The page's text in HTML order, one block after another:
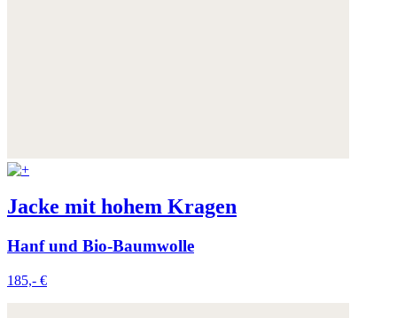
Jacke mit hohem Kragen
Hanf und Bio-Baumwolle
185,- €